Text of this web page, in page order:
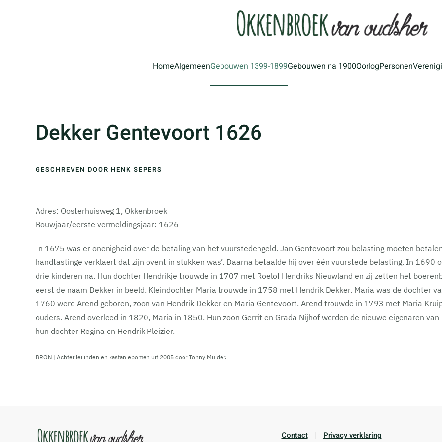
HomeAlgemeenGebouwen 1399-1899Gebouwen na 1900OorlogPersonen
Dekker Gentevoort 1626
GESCHREVEN DOOR HENK SEPERS
Adres: Oosterhuisweg 1, Okkenbroek
Bouwjaar/eerste vermeldingsjaar: 1626
In 1675 was er onenigheid over de betaling van het vuurstedengeld. Jan Gentevoort zou belasting moeten
handtastinge verklaert dat zijn ovent in stukken was’. Daarna betaalde hij over één vuurstede belasting. In 1690
drie kinderen na. Hun dochter Hendrikje trouwde in 1707 met Roelof Hendriks Nieuwland en zij zetten het
eerst de naam Dekker in beeld. Kleindochter Maria trouwde in 1758 met Hendrik Dekker. Maria was de dochter
1760 werd Arend geboren, zoon van Hendrik Dekker en Maria Gentevoort. Arend trouwde in 1793 met Maria
ouders. Arend overleed in 1820, Maria in 1850. Hun zoon Gerrit en Grada Nijhof werden de nieuwe eigenaren
hun dochter Regina en Hendrik Pleizier.
BRON | Achter leilinden en kastanjebomen uit 2005 door Tonny Mulder.
Contact Privacy verklaring